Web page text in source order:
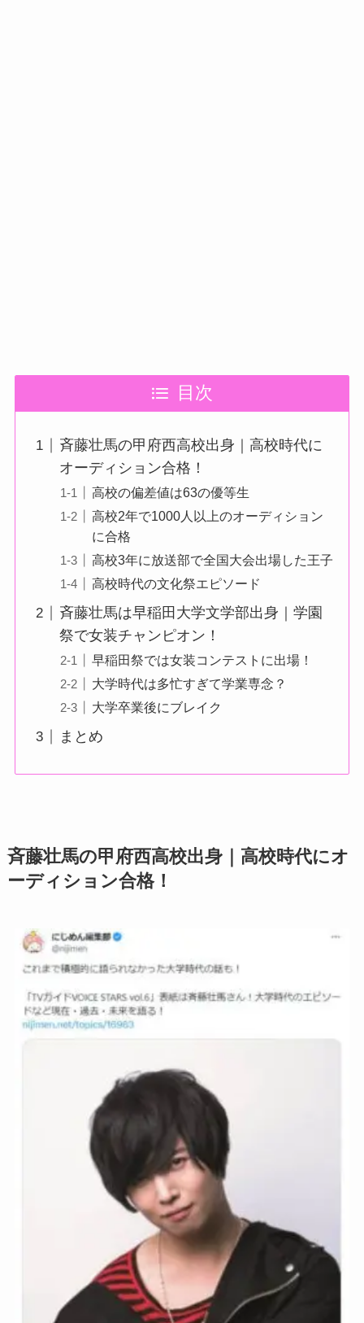
目次
斉藤壮馬の甲府西高校出身｜高校時代に
オーディション合格！
高校の偏差値は63の優等生
高校2年で1000人以上のオーディション
に合格
高校3年に放送部で全国大会出場した王子
高校時代の文化祭エピソード
斉藤壮馬は早稲田大学文学部出身｜学園
祭で女装チャンピオン！
早稲田祭では女装コンテストに出場！
大学時代は多忙すぎて学業専念？
大学卒業後にブレイク
まとめ
斉藤壮馬の甲府西高校出身｜高校時代にオ
ーディション合格！